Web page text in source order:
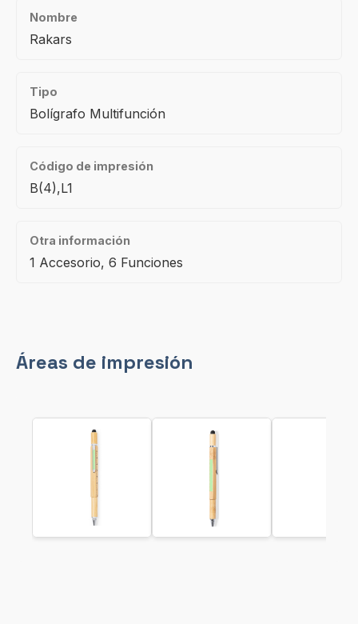
Nombre
Rakars
Tipo
Bolígrafo Multifunción
Código de impresión
B(4),L1
Otra información
1 Accesorio, 6 Funciones
Áreas de impresión